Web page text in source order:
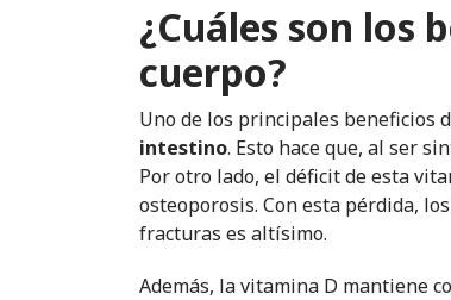
¿Cuáles son los
cuerpo?
Uno de los principales beneficios
intestino. Esto hace que, al ser
Por otro lado, el déficit de esta
osteoporosis. Con esta pérdida,
fracturas es altísimo.
Además, la vitamina D mantiene